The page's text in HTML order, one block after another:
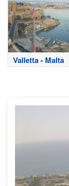
Valletta - Malta